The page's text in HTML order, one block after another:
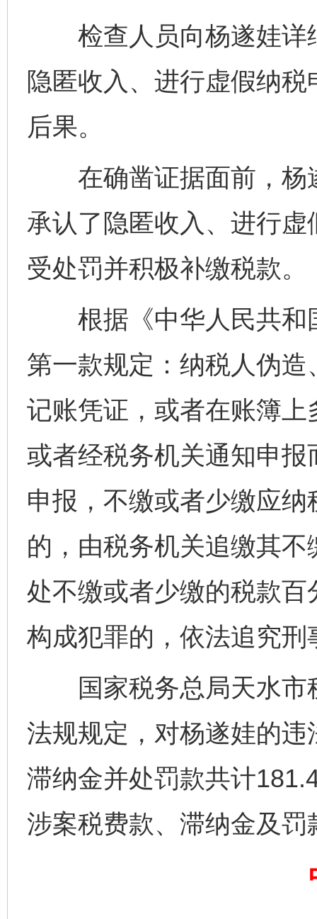
检查人员向杨遂娃详
隐匿收入、进行虚假纳
后果。
在确凿证据面前，杨
承认了隐匿收入、进行
受处罚并积极补缴税款。
根据《中华人民共和
第一款规定：纳税人伪
记账凭证，或者在账簿
或者经税务机关通知申
申报，不缴或者少缴应
的，由税务机关追缴其
处不缴或者少缴的税款
构成犯罪的，依法追究刑
国家税务总局天水市
法规规定，对杨遂娃的
滞纳金并处罚款共计
涉案税费款、滞纳金及